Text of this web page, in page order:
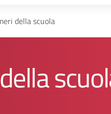
della scuola